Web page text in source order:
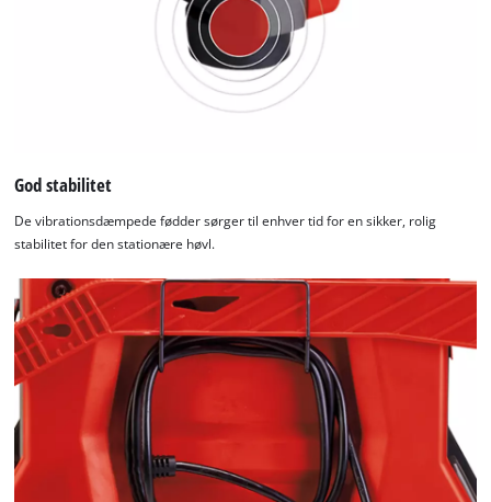
God stabilitet
De vibrationsdæmpede fødder sørger til enhver tid for en sikker, rolig
stabilitet for den stationære høvl.